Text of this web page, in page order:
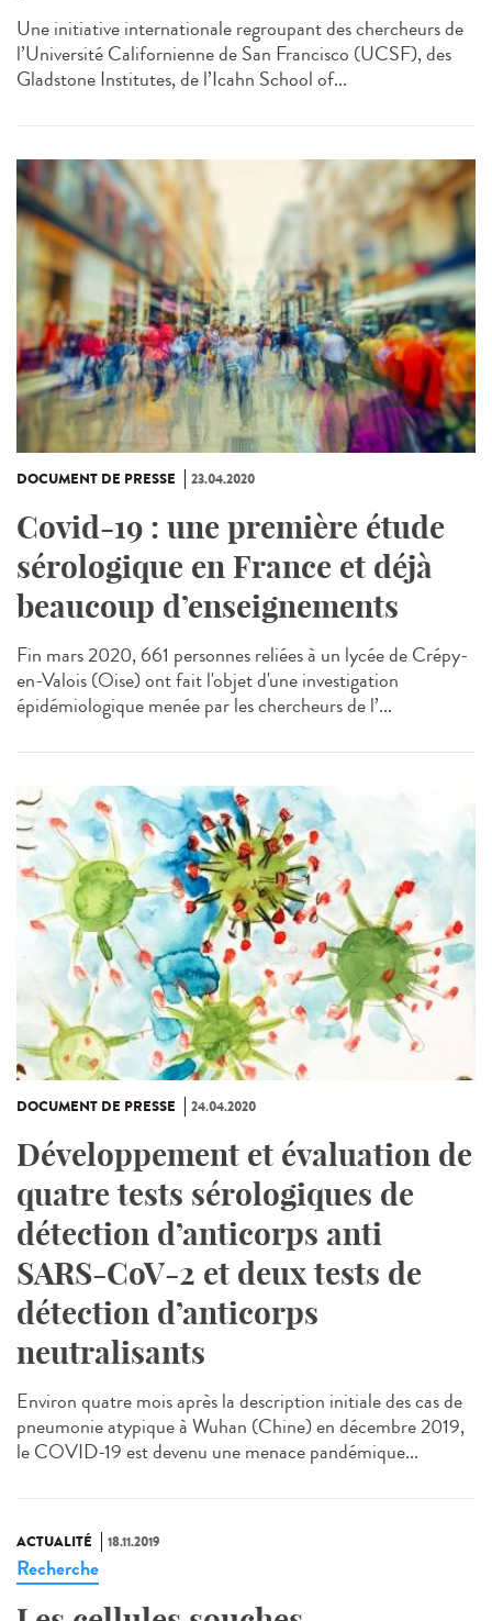
Une initiative internationale regroupant des chercheurs de
l’Université Californienne de San Francisco (UCSF), des
Gladstone Institutes, de l’Icahn School of...
DOCUMENT DE PRESSE 23.04.2020
Covid-19 : une première étude
sérologique en France et déjà
beaucoup d’enseignements
Fin mars 2020, 661 personnes reliées à un lycée de Crépy-
en-Valois (Oise) ont fait l'objet d'une investigation
épidémiologique menée par les chercheurs de l’...
DOCUMENT DE PRESSE 24.04.2020
Développement et évaluation de
quatre tests sérologiques de
détection d’anticorps anti
SARS-CoV-2 et deux tests de
détection d’anticorps
neutralisants
Environ quatre mois après la description initiale des cas de
pneumonie atypique à Wuhan (Chine) en décembre 2019,
le COVID-19 est devenu une menace pandémique...
ACTUALITÉ 18.11.2019
Recherche